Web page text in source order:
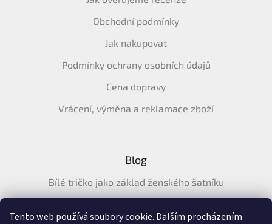
Tento web používá soubory cookie. Dalším procházením
Obchodní podmínky
Jak nakupovat
Podmínky ochrany osobních údajů
Cena dopravy
Vrácení, výměna a reklamace zboží
Blog
Bílé tričko jako základ ženského šatníku
tričko na léto